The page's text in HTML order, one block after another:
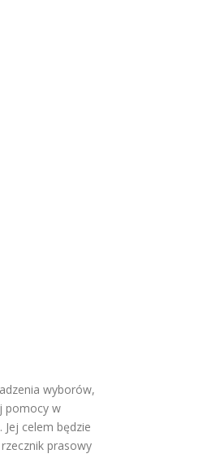
wyborów,
pomocy w
celem będzie
prasowy